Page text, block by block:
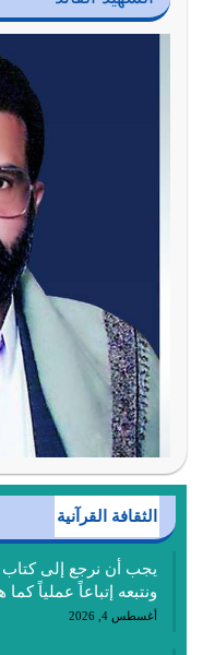
الثقافة القرآنية
يجب أن نرجع إلى كتاب
ونتبعه إتباعاً عملياً
أغسطس 4, 2026